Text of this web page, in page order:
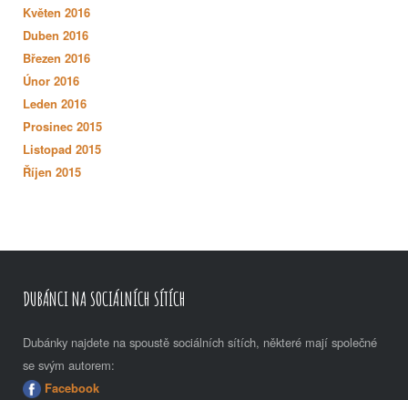
Květen 2016
Duben 2016
Březen 2016
Únor 2016
Leden 2016
Prosinec 2015
Listopad 2015
Říjen 2015
DUBÁNCI NA SOCIÁLNÍCH SÍTÍCH
Dubánky najdete na spoustě sociálních sítích, některé mají společné
se svým autorem:
Facebook